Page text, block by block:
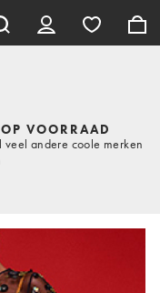
VOORRAAD
andere coole merken